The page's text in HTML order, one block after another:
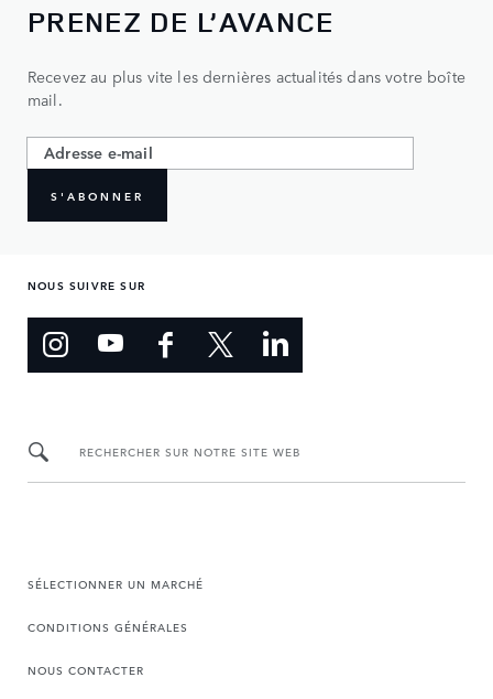
PRENEZ DE L’AVANCE
Recevez au plus vite les dernières actualités dans votre boîte
mail.
S'ABONNER
NOUS SUIVRE SUR
RECHERCHER SUR NOTRE SITE WEB
SÉLECTIONNER UN MARCHÉ
CONDITIONS GÉNÉRALES
NOUS CONTACTER